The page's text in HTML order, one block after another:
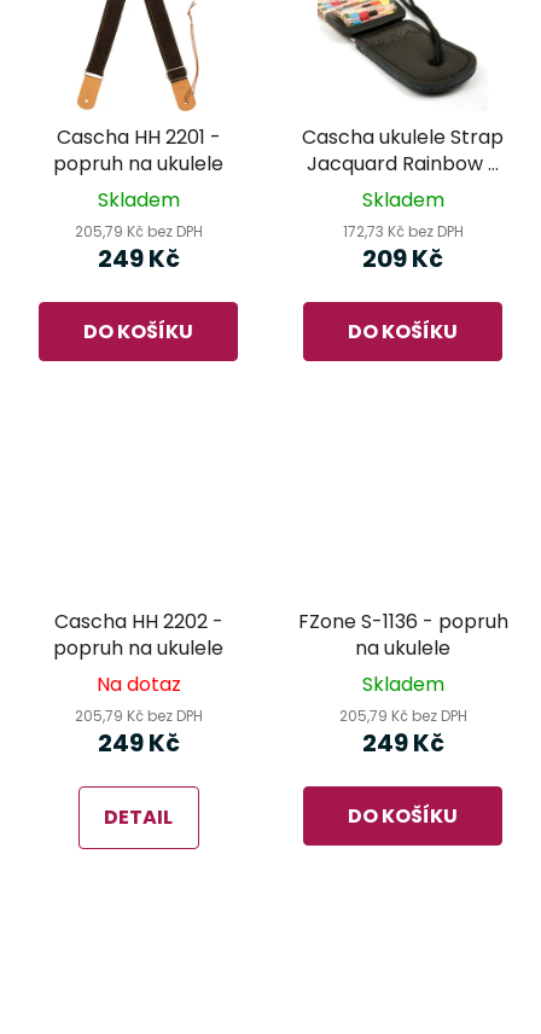
Cascha HH 2201 -
popruh na ukulele
Skladem
205,79 Kč bez DPH
249 Kč
DO KOŠÍKU
Cascha ukulele Strap
Jacquard Rainbow -
popruh na ukulele
Skladem
172,73 Kč bez DPH
209 Kč
DO KOŠÍKU
Cascha HH 2202 -
popruh na ukulele
Na dotaz
205,79 Kč bez DPH
249 Kč
DETAIL
FZone S-1136 - popruh
na ukulele
Skladem
205,79 Kč bez DPH
249 Kč
DO KOŠÍKU